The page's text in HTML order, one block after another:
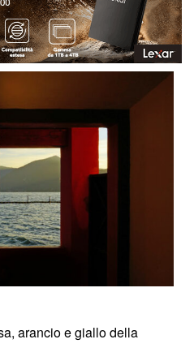
arancio e giallo della